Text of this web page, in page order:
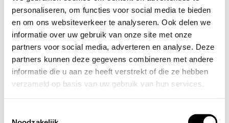
personaliseren, om functies voor social media te bieden
en om ons websiteverkeer te analyseren. Ook delen we
informatie over uw gebruik van onze site met onze
partners voor social media, adverteren en analyse. Deze
partners kunnen deze gegevens combineren met andere
informatie die u aan ze heeft verstrekt of die ze hebben
verzameld op basis van uw gebruik van hun services.
Mot de passe Mot de passe oublié ?
Créer un compte